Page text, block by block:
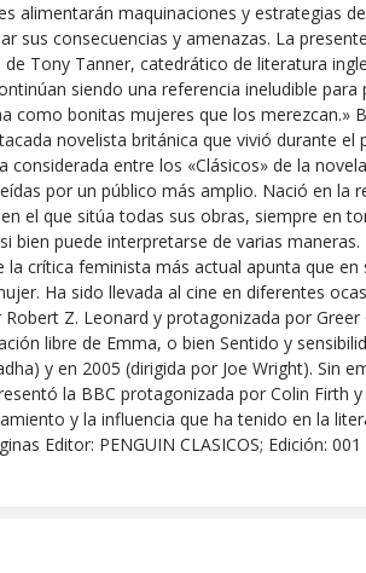
alimentarán maquinaciones y estrategias
sus consecuencias y amenazas. La
Tony Tanner, catedrático de literatura
siendo una referencia ineludible para
como bonitas mujeres que los merezcan.»
novelista británica que vivió durante el
entre los «Clásicos» de la
por un público más amplio. Nació en la
el que sitúa todas sus obras, siempre en
bien puede interpretarse de varias maneras.
crítica feminista más actual apunta que en
Ha sido llevada al cine en diferentes
Z. Leonard y protagonizada por Greer
libre de Emma, o bien Sentido y
y en 2005 (dirigida por Joe Wright). Sin
la BBC protagonizada por Colin Firth y
y la influencia que ha tenido en la
Editor: PENGUIN CLASICOS; Edición: